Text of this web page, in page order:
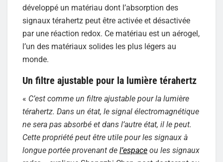
développé un matériau dont l’absorption des
signaux térahertz peut être activée et désactivée
par une réaction redox. Ce matériau est un aérogel,
l’un des matériaux solides les plus légers au
monde.
Un filtre ajustable pour la lumière térahertz
« C’est comme un filtre ajustable pour la lumière
térahertz. Dans un état, le signal électromagnétique
ne sera pas absorbé et dans l’autre état, il le peut.
Cette propriété peut être utile pour les signaux à
longue portée provenant de l’espace ou les signaux